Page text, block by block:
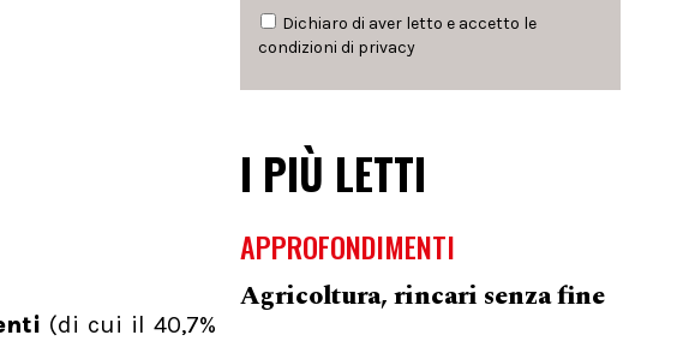
(di cui il 40,7%
Dichiaro di aver letto e accetto le
condizioni di privacy
I PIÙ LETTI
APPROFONDIMENTI
Agricoltura, rincari senza fine